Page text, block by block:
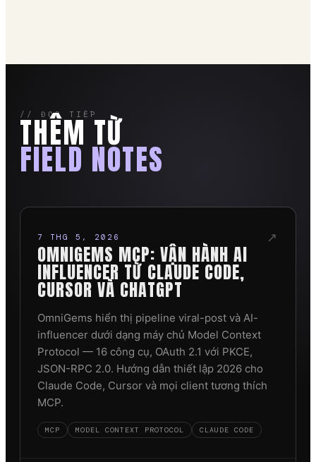
// ĐỌC TIẾP
THÊM TỪ
FIELD NOTES
7 THG 5, 2026 ↗
OMNIGEMS MCP: VẬN HÀNH AI
INFLUENCER TỪ CLAUDE CODE,
CURSOR VÀ CHATGPT
OmniGems hiển thị pipeline viral-post và AI-
influencer dưới dạng máy chủ Model Context
Protocol — 16 công cụ, OAuth 2.1 với PKCE,
JSON-RPC 2.0. Hướng dẫn thiết lập 2026 cho
Claude Code, Cursor và mọi client tương thích
MCP.
MCP MODEL CONTEXT PROTOCOL CLAUDE CODE